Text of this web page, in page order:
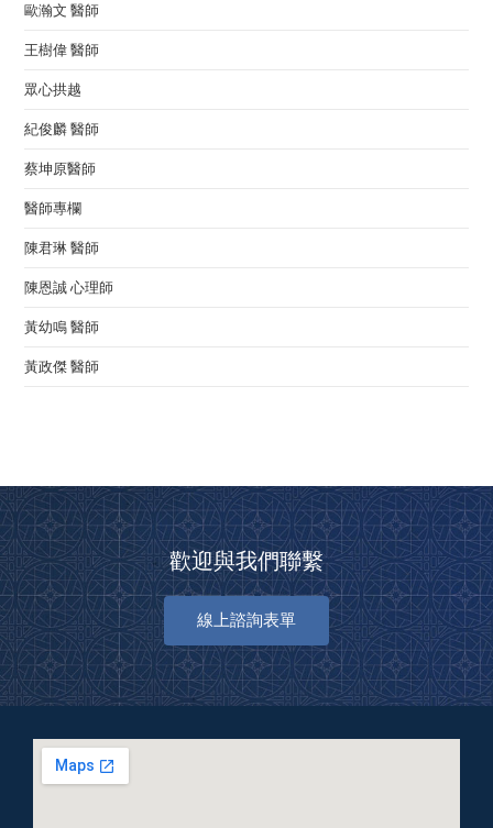
歐瀚文 醫師
王樹偉 醫師
眾心拱越
紀俊麟 醫師
蔡坤原醫師
醫師專欄
陳君琳 醫師
陳恩誠 心理師
黃幼鳴 醫師
黃政傑 醫師
歡迎與我們聯繫
線上諮詢表單